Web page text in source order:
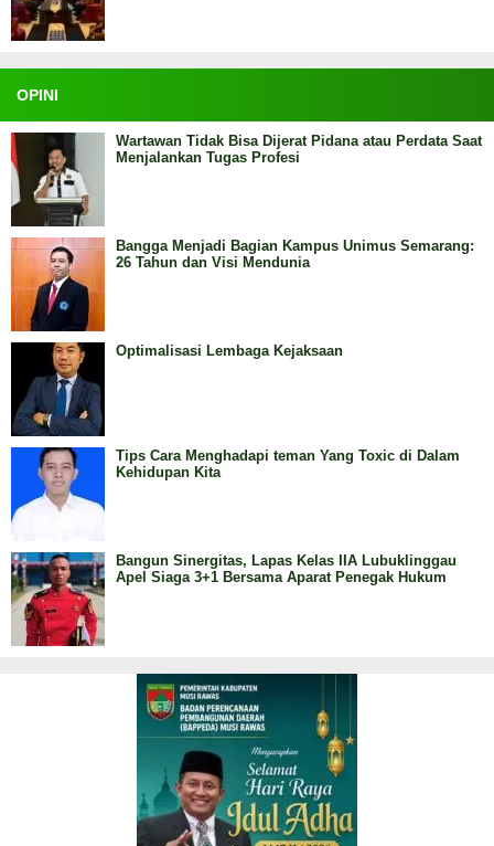
OPINI
Wartawan Tidak Bisa Dijerat Pidana atau Perdata Saat
Menjalankan Tugas Profesi
Bangga Menjadi Bagian Kampus Unimus Semarang:
26 Tahun dan Visi Mendunia
Optimalisasi Lembaga Kejaksaan
Tips Cara Menghadapi teman Yang Toxic di Dalam
Kehidupan Kita
Bangun Sinergitas, Lapas Kelas IIA Lubuklinggau
Apel Siaga 3+1 Bersama Aparat Penegak Hukum